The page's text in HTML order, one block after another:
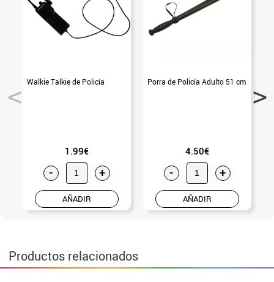
Walkie Talkie de Policía
1.99€
- +
AÑADIR
Porra de Policía Adulto 51 cm
4.50€
- +
AÑADIR
Productos relacionados